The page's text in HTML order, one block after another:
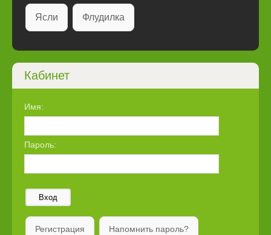
Ясли Флудилка
Кабинет
Имя:
Пароль:
Вход
Регистрация Напомнить пароль?